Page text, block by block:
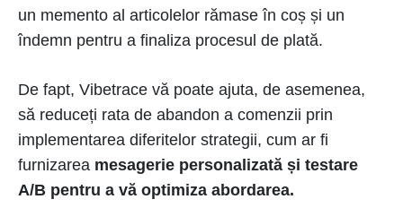
un memento al articolelor rămase în coș și un
îndemn pentru a finaliza procesul de plată.
De fapt, Vibetrace vă poate ajuta, de asemenea,
să reduceți rata de abandon a comenzii prin
implementarea diferitelor strategii, cum ar fi
furnizarea mesagerie personalizată și testare
A/B pentru a vă optimiza abordarea.